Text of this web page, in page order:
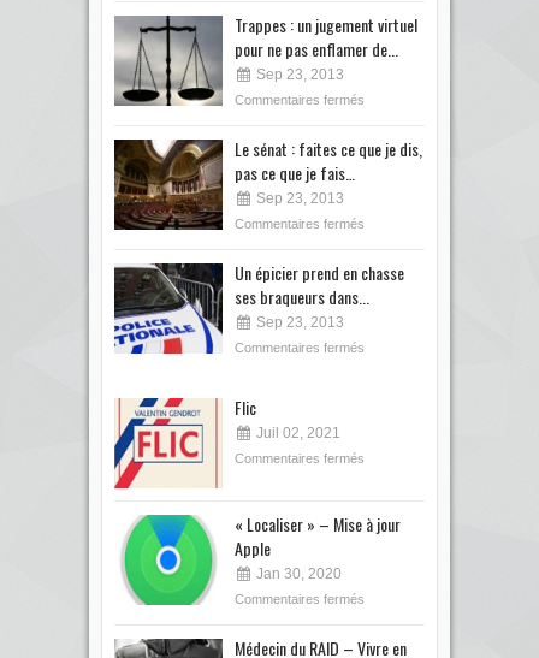
Trappes : un jugement virtuel
pour ne pas enflamer de...
Sep 23, 2013
Commentaires fermés
Le sénat : faites ce que je dis,
pas ce que je fais…
Sep 23, 2013
Commentaires fermés
Un épicier prend en chasse
ses braqueurs dans...
Sep 23, 2013
Commentaires fermés
Flic
Juil 02, 2021
Commentaires fermés
« Localiser » – Mise à jour
Apple
Jan 30, 2020
Commentaires fermés
Médecin du RAID – Vivre en